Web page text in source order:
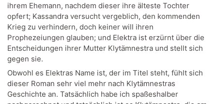
ihrem Ehemann, nachdem dieser ihre älteste Tochter
opfert; Kassandra versucht vergeblich, den kommenden
Krieg zu verhindern, doch keiner will ihren
Prophezeiungen glauben; und Elektra ist erzürnt über die
Entscheidungen ihrer Mutter Klytämnestra und stellt sich
gegen sie.
Obwohl es Elektras Name ist, der im Titel steht, fühlt sich
dieser Roman sehr viel mehr nach Klytämnestras
Geschichte an. Tatsächlich habe ich spaßeshalber